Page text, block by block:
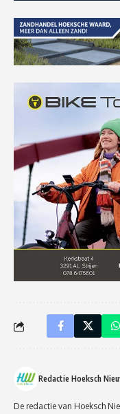
Redactie Hoeksch
De redactie van Hoeksch